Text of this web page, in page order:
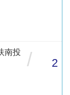
南投
/ 2